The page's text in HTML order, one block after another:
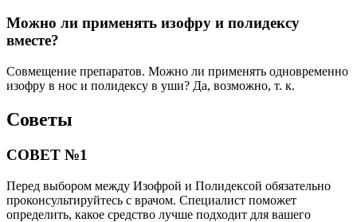
Можно ли применять изофру и полидексу
вместе?
Совмещение препаратов. Можно ли применять одновременно
изофру в нос и полидексу в уши? Да, возможно, т. к.
Советы
СОВЕТ №1
Перед выбором между Изофрой и Полидексой обязательно
проконсультируйтесь с врачом. Специалист поможет
определить, какое средство лучше подходит для вашего